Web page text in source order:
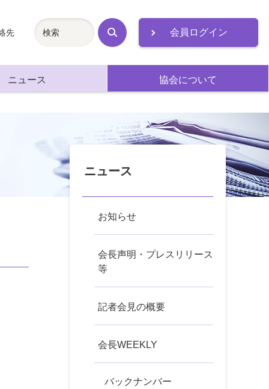
会員ログイン
ニュース 協会について
先
検
索
ニュース
お知らせ
会長声明・プレスリリース
等
記者会見の概要
会長WEEKLY
バックナンバー